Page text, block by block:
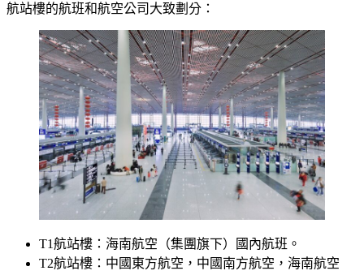
航站樓的航班和航空公司大致劃分：
T1航站樓：海南航空（集團旗下）國內航班。
T2航站樓：中國東方航空，中國南方航空，海南航空